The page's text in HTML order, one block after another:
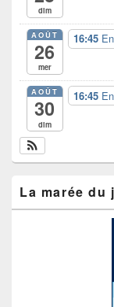
dim
AOÛT
26
mer
16:45
AOÛT
30
dim
16:45
La marée du